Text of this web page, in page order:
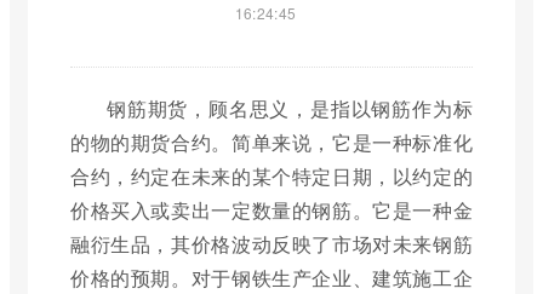
16:24:45
钢筋期货，顾名思义，是指以钢筋作为标
的物的期货合约。简单来说，它是一种标准化
合约，约定在未来的某个特定日期，以约定的
价格买入或卖出一定数量的钢筋。它是一种金
融衍生品，其价格波动反映了市场对未来钢筋
价格的预期。对于钢铁生产企业、建筑施工企